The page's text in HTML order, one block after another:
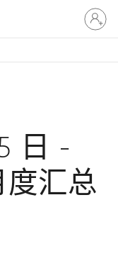
请
登
录
日 -
度汇总